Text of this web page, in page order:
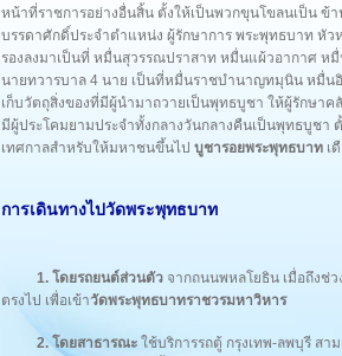
หน้าที่ราชการอย่างอื่นสิ้น ตั้งให้เป็นพวกขุนโขลนเป็น
บรรดาศักดิ์ประจำตำแหน่ง ผู้รักษาการ พระพุทธบาท หั
รองลงมาเป็นที่ หมื่นสุวรรณปราสาท หมื่นแผ้วอากาศ
นายทวารบาล 4 นาย เป็นที่หมื่นราชบำนาญทมุนิน หมื่น
เก็บวัตถุสิ่งของที่มีผู้นำมาถวายเป็นพุทธบูชา ให้ผู้รักษ
มีผู้ประโคมยามประจำทั้งกลางวันกลางคืนเป็นพุทธบูชา
เทศกาลสำหรับให้มหาชนขึ้นไป บูชารอยพระพุทธบาท เ
การเดินทางไปวัดพระพุทธบาท
1. โดยรถยนต์ส่วนตัว จากถนนพหลโยธิน เมื่อถึงช่
ตรงไป เพื่อเข้าวัดพระพุทธบาทราชวรมหาวิหาร
2. โดยสาธารณะ ใช้บริการรถตู้ กรุงเทพ-ลพบุรี ส